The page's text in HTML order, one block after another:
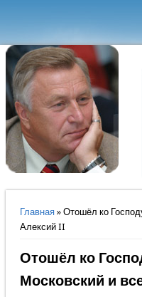
Вы здесь
Главная» Отошёл ко
Алексий II
Отошёл ко
Московский и